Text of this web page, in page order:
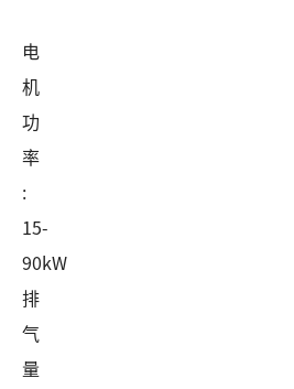
电
机
功
率
:
15-
90kW
排
气
量